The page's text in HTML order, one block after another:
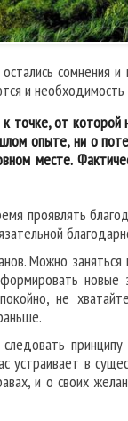
сомнения
и
точке, от которой
опыте, ни о
месте.
проявлять
Можно
не
устраивает в
и о своих